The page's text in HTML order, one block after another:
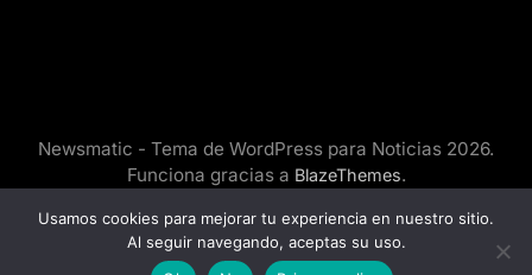
Newsmatic - Tema de WordPress para Noticias 2026.
Funciona gracias a BlazeThemes.
Usamos cookies para mejorar tu experiencia en nuestro sitio.
Al seguir navegando, aceptas su uso.